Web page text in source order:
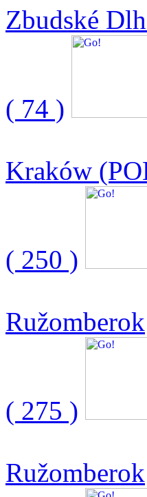
Zbudské
( 74 )
Kraków
( 250 )
Ružomberok
( 275 )
Ružomberok